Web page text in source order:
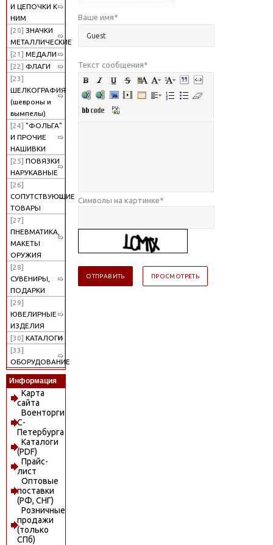
И ЦЕПОЧКИ К
НИМ
[20] ЗНАЧКИ
МЕТАЛЛИЧЕСКИЕ
[21] МЕДАЛИ
[22] ФЛАГИ
[23]
ШЕЛКОГРАФИЯ
(шевроны и
вымпелы)
[24] "ФОЛЬГА"
И ПРОЧИЕ
НАШИВКИ
[25] ПОВЯЗКИ
НАРУКАВНЫЕ
[26]
СОПУТСТВУЮЩИЕ
ТОВАРЫ
[27]
ПНЕВМАТИКА,
МАКЕТЫ
ОРУЖИЯ
[28]
СУВЕНИРЫ,
ПОДАРКИ
[29]
ЮВЕЛИРНЫЕ
ИЗДЕЛИЯ
[30] КАТАЛОГИ
[33]
ОБОРУДОВАНИЕ
Информация
Карта
сайта
Военторги
С-
Петербурга
Каталоги
(PDF)
Прайс-
лист
Оптовые
поставки
(РФ, СНГ)
Розничные
продажи
(только
СПб)
Ваше имя*
Текст сообщения*
Символы на картинке*